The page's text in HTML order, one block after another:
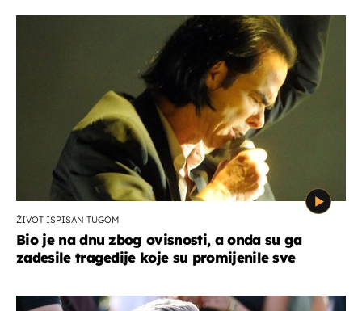
ŽIVOT ISPISAN TUGOM
Bio je na dnu zbog ovisnosti, a onda su ga
zadesile tragedije koje su promijenile sve